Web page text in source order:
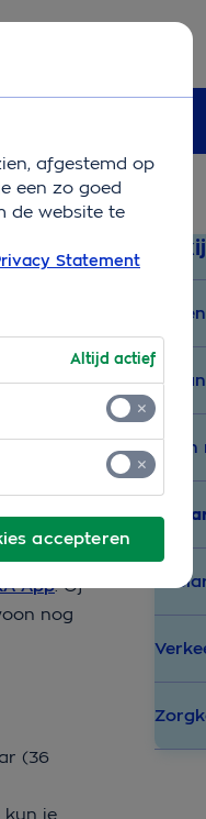
We
App. Of
nog
(36
kun je
afgestemd op
een zo goed
de website te
Statement
accepteren
Altijd actief